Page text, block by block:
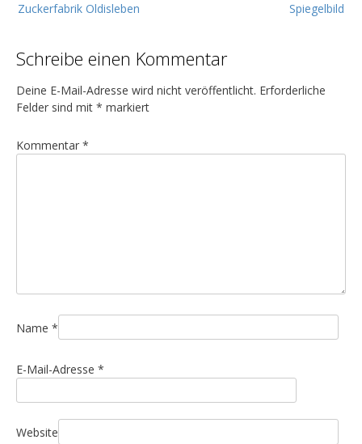
e
t
r
a
s
a
i
o
n
Spiegelbild
Zuckerfabrik Oldisleben
Schreibe einen Kommentar
Deine E-Mail-Adresse wird nicht veröffentlicht. Erforderliche
Felder sind mit * markiert
Kommentar *
Name *
E-Mail-Adresse *
Website